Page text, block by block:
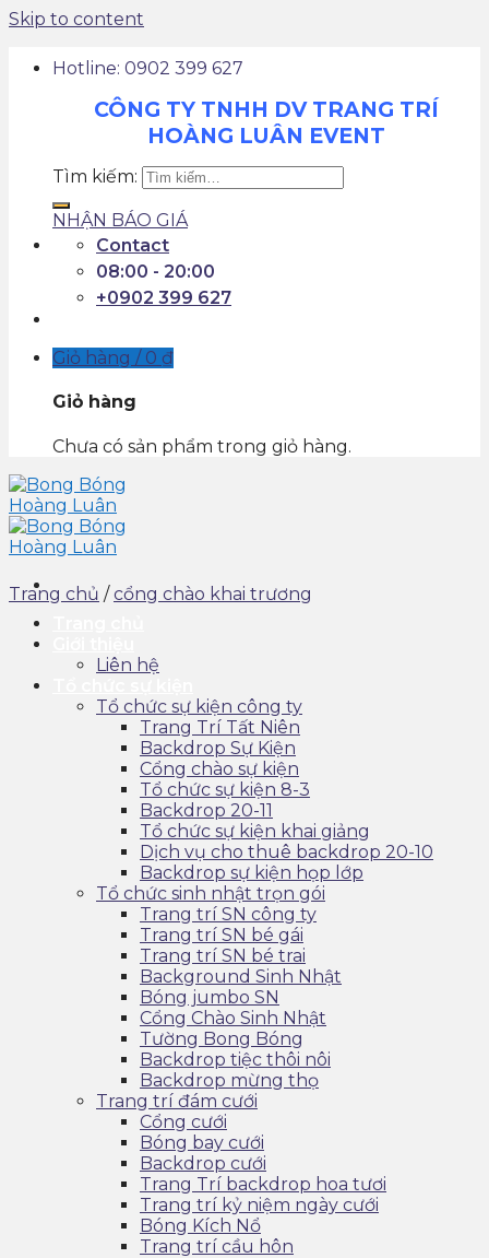
Skip to content
Hotline: 0902 399 627
CÔNG TY TNHH DV TRANG TRÍ
HOÀNG LUÂN EVENT
Tìm kiếm:
NHẬN BÁO GIÁ
Contact
08:00 - 20:00
+0902 399 627
Giỏ hàng / 0 ₫
Giỏ hàng
Chưa có sản phẩm trong giỏ hàng.
Liên hệ
Tổ chức sự kiện công ty
Trang Trí Tất Niên
Backdrop Sự Kiện
Cổng chào sự kiện
Tổ chức sự kiện 8-3
Backdrop 20-11
Tổ chức sự kiện khai giảng
Dịch vụ cho thuê backdrop 20-10
Backdrop sự kiện họp lớp
Tổ chức sinh nhật trọn gói
Trang trí SN công ty
Trang trí SN bé gái
Trang trí SN bé trai
Background Sinh Nhật
Bóng jumbo SN
Cổng Chào Sinh Nhật
Tường Bong Bóng
Backdrop tiệc thôi nôi
Backdrop mừng thọ
Trang trí đám cưới
Cổng cưới
Bóng bay cưới
Backdrop cưới
Trang Trí backdrop hoa tươi
Trang trí kỷ niệm ngày cưới
Bóng Kích Nổ
Trang trí cầu hôn
Trang chủ / cổng chào khai trương